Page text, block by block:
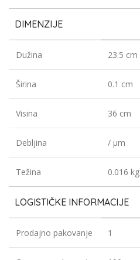
DIMENZIJE
Dužina 23.5 cm
Širina 0.1 cm
Visina 36 cm
Debljina / µm
Težina 0.016 kg
LOGISTIČKE INFORMACIJE
Prodajno pakovanje 1